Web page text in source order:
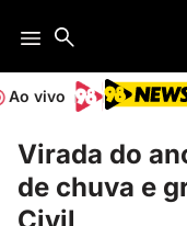
Ao vivo
Virada do
de chuva e